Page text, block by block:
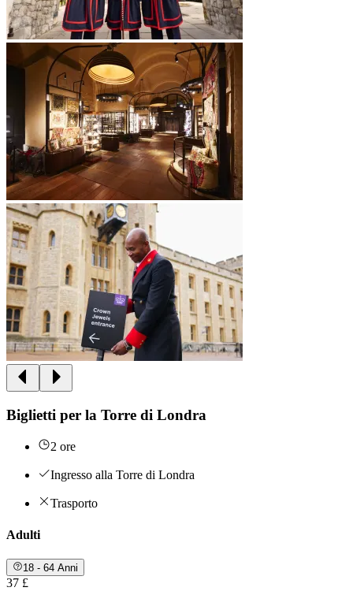
Biglietti per la Torre di Londra
2 ore
Ingresso alla Torre di Londra
Trasporto
Adulti
18 - 64 Anni
37 £